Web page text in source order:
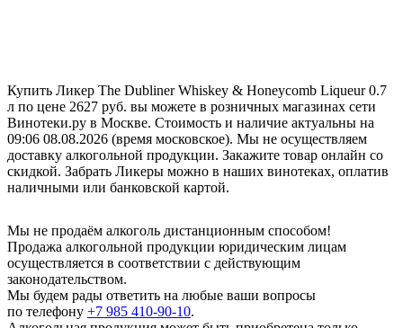
Купить Ликер The Dubliner Whiskey & Honeycomb Liqueur 0.7
л по цене 2627 руб. вы можете в розничных магазинах сети
Винотеки.ру в Москве. Стоимость и наличие актуальны на
09:06 08.08.2026 (время московское). Мы не осуществляем
доставку алкогольной продукции. Закажите товар онлайн со
скидкой. Забрать Ликеры можно в наших винотеках, оплатив
наличными или банковской картой.
Мы не продаём алкоголь дистанционным способом!
Продажа алкогольной продукции юридическим лицам
осуществляется в соответствии с действующим
законодательством.
Мы будем рады ответить на любые ваши вопросы
по телефону +7 985 410-90-10.